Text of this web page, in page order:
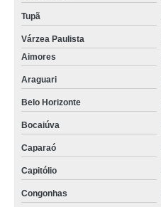
Tupã
Várzea Paulista
Aimores
Araguari
Belo Horizonte
Bocaiúva
Caparaó
Capitólio
Congonhas